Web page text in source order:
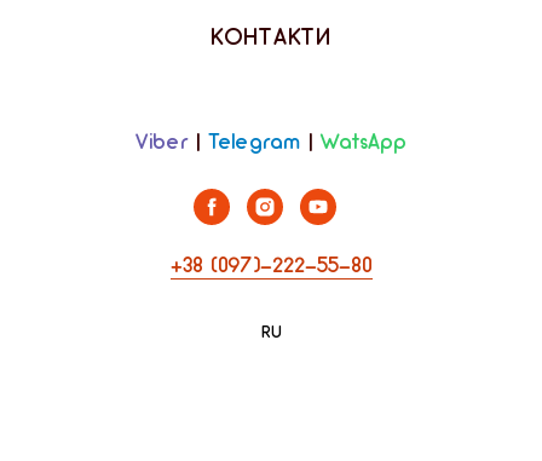
КОНТАКТИ
Viber| Telegram WatsApp
+38 (097)-222-55-80
RU